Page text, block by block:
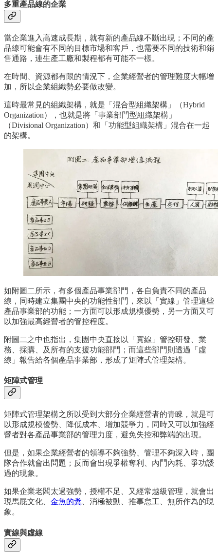
多重產品線的企業
當企業進入高速成長期，就有新的產品線不斷出現；不同的產
品線可能會有不同的目標市場和客戶，也需要不同的技術和銷
售通路，連生產工廠和製程都有可能不一樣。
在時間、資源都有限的情況下，企業經營者的管理難度大幅增
加，所以企業組織勢必要做改變。
這時最常見的組織架構，就是「混合型組織架構」（Hybrid
Organization），也就是將「事業部門型組織架構」
（Divisional Organization）和「功能型組織架構」混合在一起
的架構。
如附圖二所示，有多個產品事業部門，各自負責不同的產品
線，同時建立集團中央的功能性部門，來以「實線」管理這些
產品事業部的功能；一方面可以形成規模優勢，另一方面又可
以加強最高經營者的管控程度。
附圖二之中也指出，集團中央直接以「實線」管控研發、業
務、採購、及所有的支援功能部門；而這些部門則透過「虛
線」報告給各個產品事業部，形成了矩陣式管理架構。
矩陣式管理
矩陣式管理架構之所以受到大部分企業經營者的青睞，就是可
以形成規模優勢、降低成本、增加競爭力，同時又可以加強經
營者對各產品事業部的管理力度，避免失控和弊端的出現。
但是，如果企業經營者的領導不夠強勢、管理不夠深入時，團
隊合作就會出問題；反而會出現爭權奪利、內鬥內耗、爭功諉
過的現象。
如果企業老闆太過強勢，授權不足、又經常越級管理，就會出
現馬屁文化、 金魚的糞 、消極被動、推事怠工、無所作為的現
象。
實線與虛線